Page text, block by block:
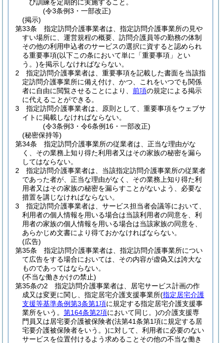
び訓練を定期的に実施すること。
(令3条例3・一部改正)
(掲示)
第33条
指定訪問介護事業者は、指定訪問介護事業所の見や
すい場所に、運営規程の概要、訪問介護員等の勤務の体制
その他の利用申込者のサービスの選択に資すると認められ
る重要事項(以下この条において単に「重要事項」とい
う。)を掲示しなければならない。
2
指定訪問介護事業者は、重要事項を記載した書面を当該指
定訪問介護事業所に備え付け、かつ、これをいつでも関係
者に自由に閲覧させることにより、 前項の規定による掲示
に代えることができる。
3
指定訪問介護事業者は、原則として、重要事項をウェブサ
イトに掲載しなければならない。
(令3条例3・令6条例16・一部改正)
(秘密保持等)
第34条
指定訪問介護事業所の従業者は、正当な理由がな
く、その業務上知り得た利用者又はその家族の秘密を漏ら
してはならない。
2
指定訪問介護事業者は、当該指定訪問介護事業所の従業者
であった者が、正当な理由がなく、その業務上知り得た利
用者又はその家族の秘密を漏らすことがないよう、必要な
措置を講じなければならない。
3
指定訪問介護事業者は、サービス担当者会議等において、
利用者の個人情報を用いる場合は当該利用者の同意を、利
用者の家族の個人情報を用いる場合は当該家族の同意を、
あらかじめ文書により得ておかなければならない。
(広告)
第35条
指定訪問介護事業者は、指定訪問介護事業所につい
て広告をする場合においては、その内容が虚偽又は誇大な
ものであってはならない。
(不当な働きかけの禁止)
第35条の2
指定訪問介護事業者は、居宅サービス計画の作
成又は変更に関し、指定居宅介護支援事業所(指定居宅介護
支援等基準条例第3条第1項に規定する指定居宅介護支援事
業所をいう。 第164条第2項において同じ。)の介護支援専
門員又は居宅要介護被保険者(法第41条第1項に規定する居
宅要介護被保険者をいう。)に対して、利用者に必要のない
サービスを位置付けるよう求めることその他の不当な働き